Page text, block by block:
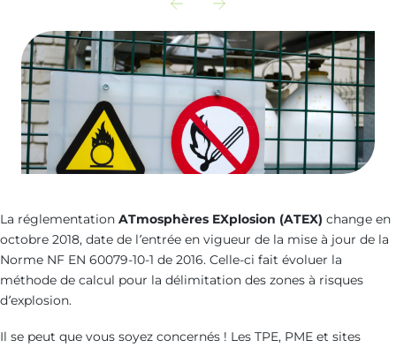
Découvrir
l‘actualité
précédente
:
audit-
energetique-
entreprises
Découvrir
l‘actualité
suivante
:
evaluateur-
breeam-
vos-
cotes
La réglementation ATmosphères EXplosion (ATEX) change en
octobre 2018, date de l’entrée en vigueur de la mise à jour de la
Norme NF EN 60079-10-1 de 2016. Celle-ci fait évoluer la
méthode de calcul pour la délimitation des zones à risques
d’explosion.
Il se peut que vous soyez concernés ! Les TPE, PME et sites